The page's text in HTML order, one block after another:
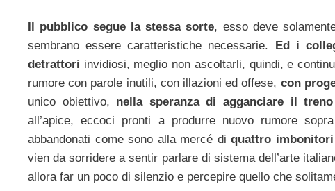
Il pubblico segue la stessa sorte, esso deve
sembrano essere caratteristiche necessarie.
Ed i
detrattori invidiosi, meglio non ascoltarli, quindi, e
rumore con parole inutili, con illazioni ed offese, con
unico obiettivo, nella speranza di agganciare il
all’apice, eccoci pronti a produrre nuovo rumore
abbandonati come sono alla mercé diquattro
vien da sorridere a sentir parlare di sistema dell’arte
allora far un poco di silenzio e percepire quello che